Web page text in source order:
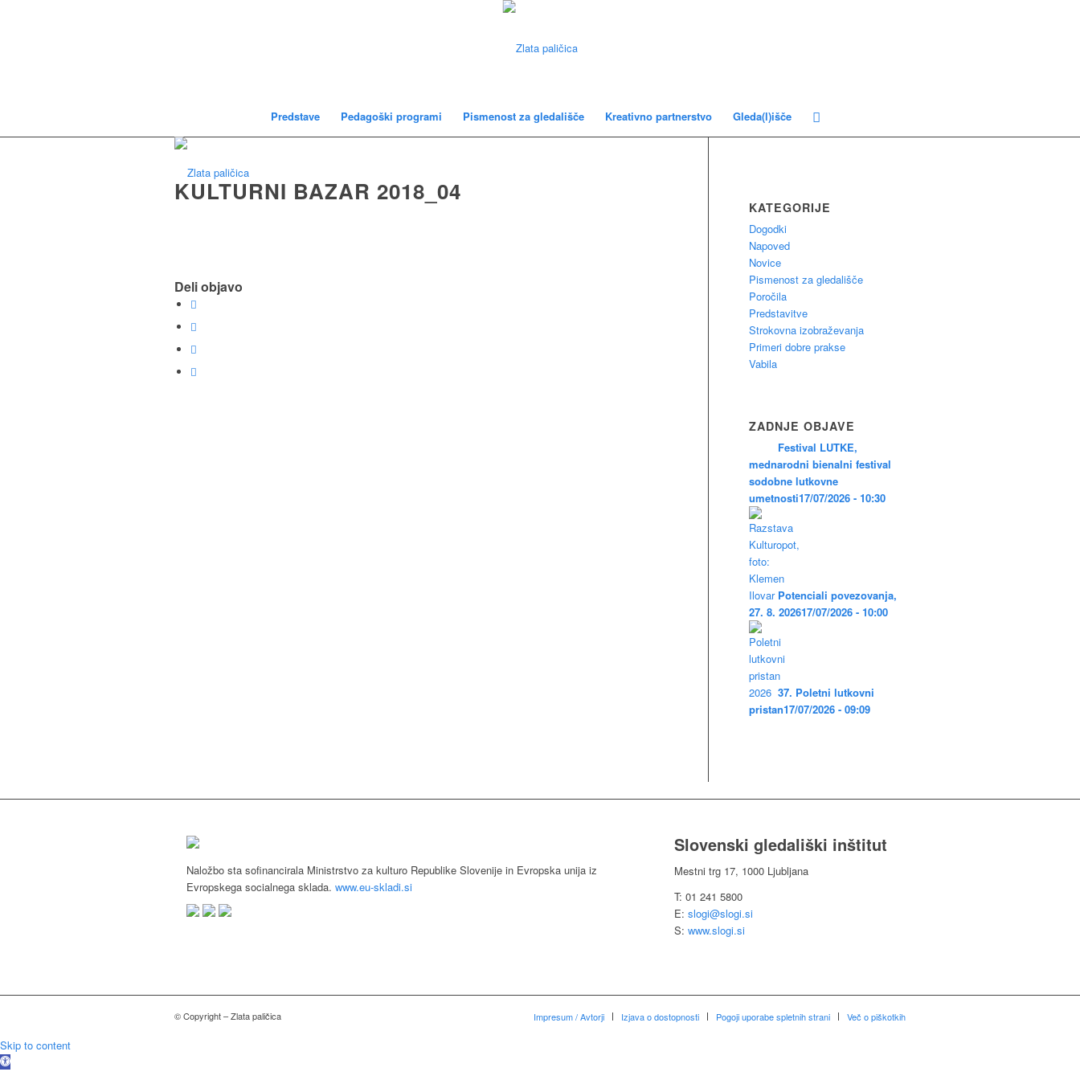
Predstave Pedagoški programi Pismenost za gledališče Kreativno partnerstvo Gleda(l)išče
KULTURNI BAZAR 2018_04
Deli objavo
KATEGORIJE
Dogodki
Napoved
Novice
Pismenost za gledališče
Poročila
Predstavitve
Strokovna izobraževanja
Primeri dobre prakse
Vabila
ZADNJE OBJAVE
Festival LUTKE,
mednarodni bienalni festival
sodobne lutkovne
umetnosti17/07/2026 - 10:30
Potenciali povezovanja,
27. 8. 202617/07/2026 - 10:00
37. Poletni lutkovni
pristan17/07/2026 - 09:09
Naložbo sta sofinancirala Ministrstvo za kulturo Republike Slovenije in Evropska unija iz
Evropskega socialnega sklada. www.eu-skladi.si
Slovenski gledališki inštitut
Mestni trg 17, 1000 Ljubljana
T: 01 241 5800
E: slogi@slogi.si
S: www.slogi.si
© Copyright – Zlata paličica Impresum / Avtorji Izjava o dostopnosti Pogoji uporabe spletnih strani Več o piškotkih
Skip to content
Open